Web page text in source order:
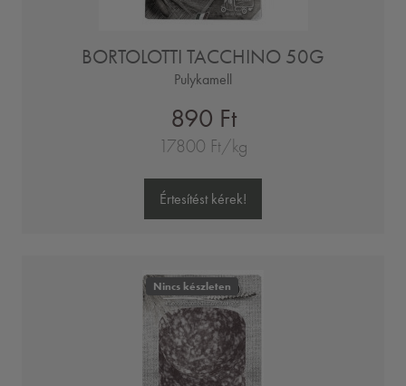
BORTOLOTTI TACCHINO 50G
Pulykamell
890 Ft
17800 Ft/kg
Értesítést kérek!
Nincs készleten